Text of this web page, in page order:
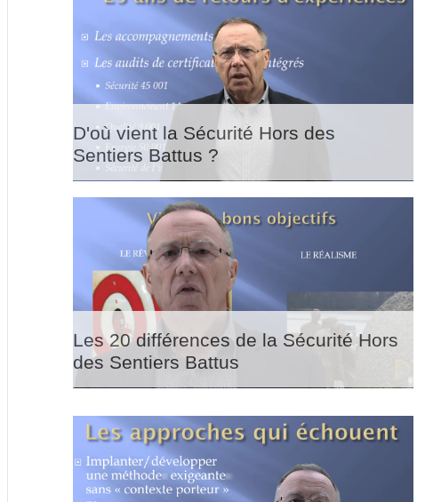
D'où vient la Sécurité Hors des
Sentiers Battus ?
Les 20 différences de la Sécurité Hors
des Sentiers Battus